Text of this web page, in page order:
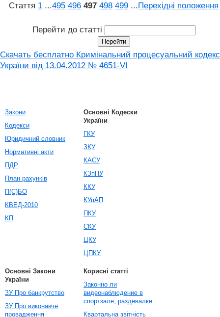
Стаття 1 ...495 496 497 498 499 ...Перехідні положення
Перейти до статті
Скачать бесплатно Кримінальний процесуальний кодекс
України від 13.04.2012 № 4651-VI
Закони
Кодекси
Юридичний словник
Нормативні акти
ПДР
План рахунків
П(С)БО
КВЕД-2010
КП
Основні Кодески
України
ГКУ
ЗКУ
КАСУ
КЗпПУ
ККУ
КУпАП
ПКУ
СКУ
ЦКУ
ЦПКУ
Основні Закони
України
ЗУ Про банкрутство
ЗУ Про виконавче
провадження
Корисні статті
Законно ли
видеонаблюдение в
спортзале, раздевалке
Квартальна звітність